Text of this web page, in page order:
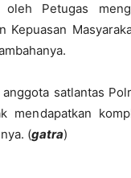
oleh Petugas
Kepuasan
satlantas
(gatra)